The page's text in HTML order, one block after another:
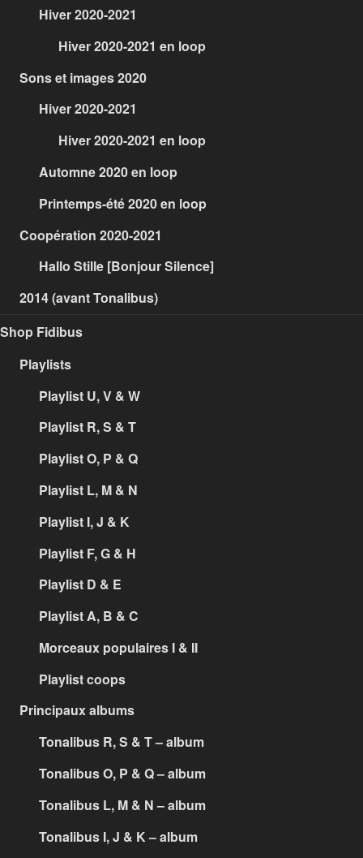
Hiver 2020-2021
Hiver 2020-2021 en loop
Sons et images 2020
Hiver 2020-2021
Hiver 2020-2021 en loop
Automne 2020 en loop
Printemps-été 2020 en loop
Coopération 2020-2021
Hallo Stille [Bonjour Silence]
2014 (avant Tonalibus)
Shop Fidibus
Playlists
Playlist U, V & W
Playlist R, S & T
Playlist O, P & Q
Playlist L, M & N
Playlist I, J & K
Playlist F, G & H
Playlist D & E
Playlist A, B & C
Morceaux populaires I & II
Playlist coops
Principaux albums
Tonalibus R, S & T – album
Tonalibus O, P & Q – album
Tonalibus L, M & N – album
Tonalibus I, J & K – album